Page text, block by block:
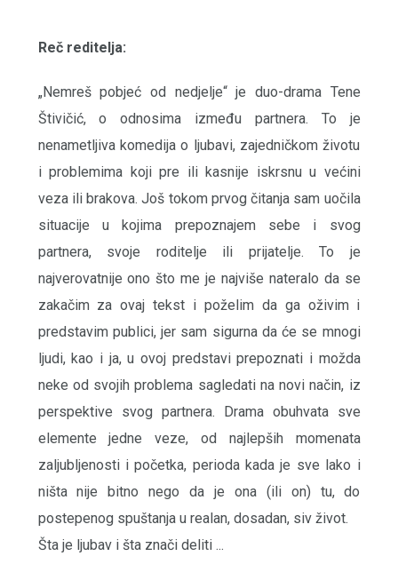
Reč reditelja:
„Nemreš pobjeć od nedjelje“ je duo-drama Tene
Štivičić, o odnosima između partnera. To je
nenametljiva komedija o ljubavi, zajedničkom životu
i problemima koji pre ili kasnije iskrsnu u većini
veza ili brakova. Još tokom prvog čitanja sam uočila
situacije u kojima prepoznajem sebe i svog
partnera, svoje roditelje ili prijatelje. To je
najverovatnije ono što me je najviše nateralo da se
zakačim za ovaj tekst i poželim da ga oživim i
predstavim publici, jer sam sigurna da će se mnogi
ljudi, kao i ja, u ovoj predstavi prepoznati i možda
neke od svojih problema sagledati na novi način, iz
perspektive svog partnera. Drama obuhvata sve
elemente jedne veze, od najlepših momenata
zaljubljenosti i početka, perioda kada je sve lako i
ništa nije bitno nego da je ona (ili on) tu, do
postepenog spuštanja u realan, dosadan, siv život.
Šta je ljubav i šta znači deliti ...